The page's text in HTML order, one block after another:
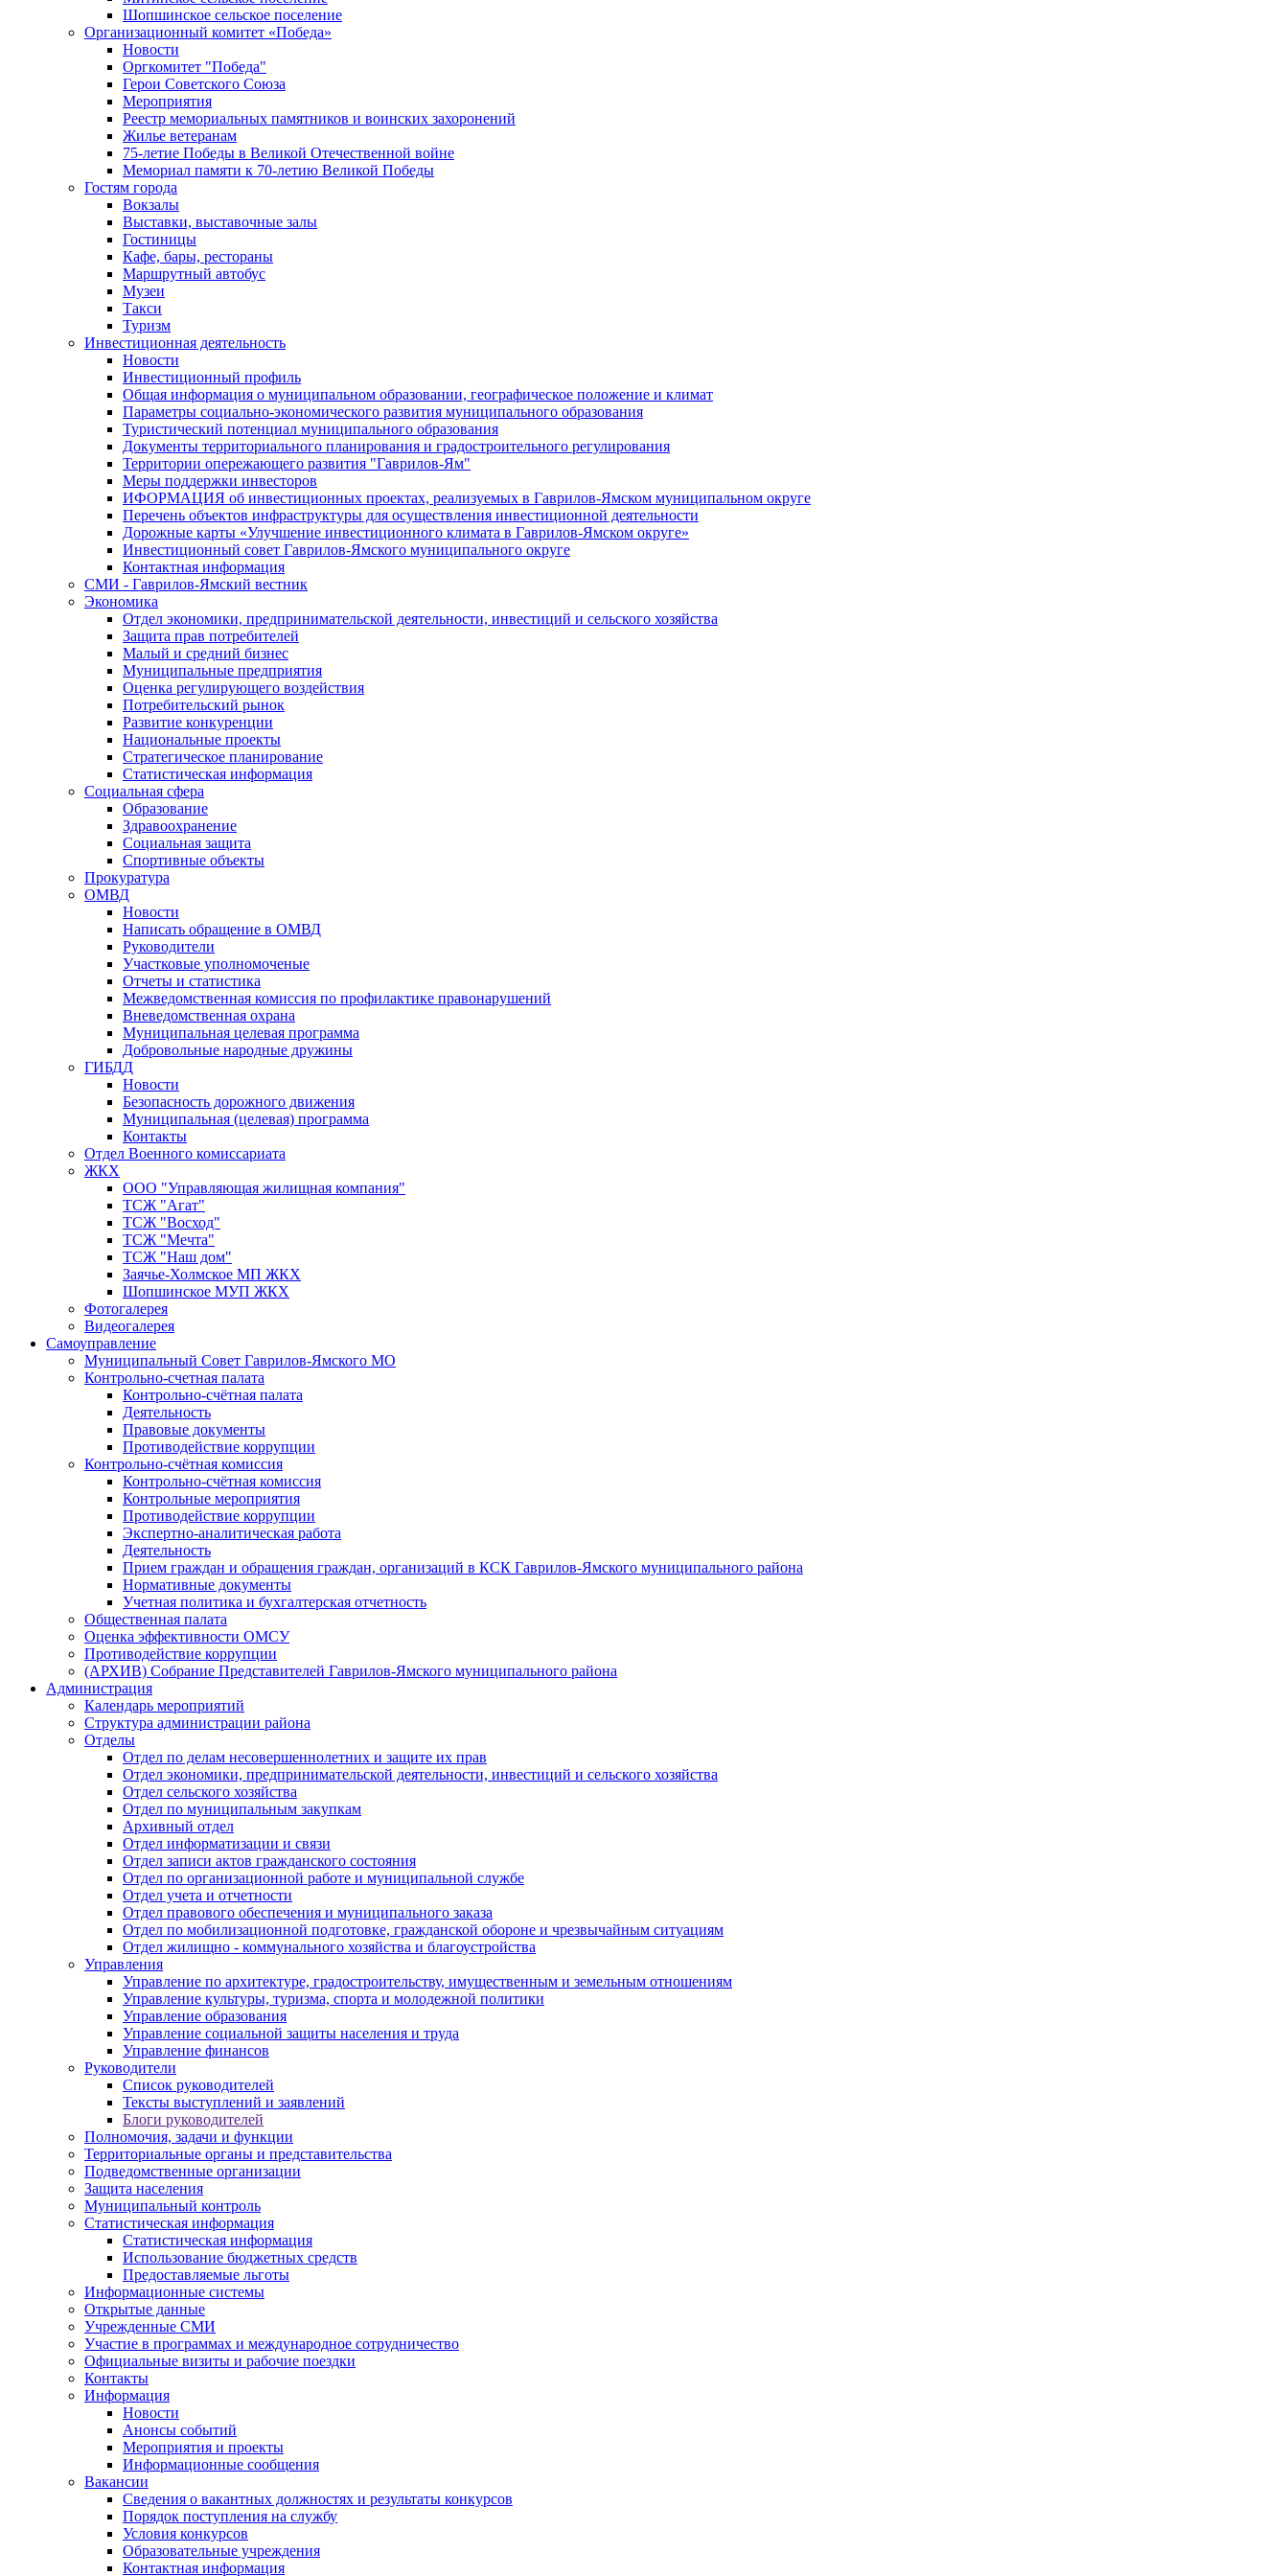
Шопшинское сельское поселение
Организационный комитет «Победа»
Новости
Оргкомитет "Победа"
Герои Советского Союза
Мероприятия
Реестр мемориальных памятников и воинских захоронений
Жилье ветеранам
75-летие Победы в Великой Отечественной войне
Мемориал памяти к 70-летию Великой Победы
Гостям города
Вокзалы
Выставки, выставочные залы
Гостиницы
Кафе, бары, рестораны
Маршрутный автобус
Музеи
Такси
Туризм
Инвестиционная деятельность
Новости
Инвестиционный профиль
Общая информация о муниципальном образовании, географическое положение и климат
Параметры социально-экономического развития муниципального образования
Туристический потенциал муниципального образования
Документы территориального планирования и градостроительного регулирования
Территории опережающего развития "Гаврилов-Ям"
Меры поддержки инвесторов
ИФОРМАЦИЯ об инвестиционных проектах, реализуемых в Гаврилов-Ямском муниципальном округе
Перечень объектов инфраструктуры для осуществления инвестиционной деятельности
Дорожные карты «Улучшение инвестиционного климата в Гаврилов-Ямском округе»
Инвестиционный совет Гаврилов-Ямского муниципального округе
Контактная информация
СМИ - Гаврилов-Ямский вестник
Экономика
Отдел экономики, предпринимательской деятельности, инвестиций и сельского хозяйства
Защита прав потребителей
Малый и средний бизнес
Муниципальные предприятия
Оценка регулирующего воздействия
Потребительский рынок
Развитие конкуренции
Национальные проекты
Стратегическое планирование
Статистическая информация
Социальная сфера
Образование
Здравоохранение
Социальная защита
Спортивные объекты
Прокуратура
ОМВД
Новости
Написать обращение в ОМВД
Руководители
Участковые уполномоченые
Отчеты и статистика
Межведомственная комиссия по профилактике правонарушений
Вневедомственная охрана
Муниципальная целевая программа
Добровольные народные дружины
ГИБДД
Новости
Безопасность дорожного движения
Муниципальная (целевая) программа
Контакты
Отдел Военного комиссариата
ЖКХ
ООО "Управляющая жилищная компания"
ТСЖ "Агат"
ТСЖ "Восход"
ТСЖ "Мечта"
ТСЖ "Наш дом"
Заячье-Холмское МП ЖКХ
Шопшинское МУП ЖКХ
Фотогалерея
Видеогалерея
Самоуправление
Муниципальный Совет Гаврилов-Ямского МО
Контрольно-счетная палата
Контрольно-счётная палата
Деятельность
Правовые документы
Противодействие коррупции
Контрольно-счётная комиссия
Контрольно-счётная комиссия
Контрольные мероприятия
Противодействие коррупции
Экспертно-аналитическая работа
Деятельность
Прием граждан и обращения граждан, организаций в КСК Гаврилов-Ямского муниципального района
Нормативные документы
Учетная политика и бухгалтерская отчетность
Общественная палата
Оценка эффективности ОМСУ
Противодействие коррупции
(АРХИВ) Собрание Представителей Гаврилов-Ямского муниципального района
Администрация
Календарь мероприятий
Структура администрации района
Отделы
Отдел по делам несовершеннолетних и защите их прав
Отдел экономики, предпринимательской деятельности, инвестиций и сельского хозяйства
Отдел сельского хозяйства
Отдел по муниципальным закупкам
Архивный отдел
Отдел информатизации и связи
Отдел записи актов гражданского состояния
Отдел по организационной работе и муниципальной службе
Отдел учета и отчетности
Отдел правового обеспечения и муниципального заказа
Отдел по мобилизационной подготовке, гражданской обороне и чрезвычайным ситуациям
Отдел жилищно - коммунального хозяйства и благоустройства
Управления
Управление по архитектуре, градостроительству, имущественным и земельным отношениям
Управление культуры, туризма, спорта и молодежной политики
Управление образования
Управление социальной защиты населения и труда
Управление финансов
Руководители
Список руководителей
Тексты выступлений и заявлений
Блоги руководителей
Полномочия, задачи и функции
Территориальные органы и представительства
Подведомственные организации
Защита населения
Муниципальный контроль
Статистическая информация
Статистическая информация
Использование бюджетных средств
Предоставляемые льготы
Информационные системы
Открытые данные
Учрежденные СМИ
Участие в программах и международное сотрудничество
Официальные визиты и рабочие поездки
Контакты
Информация
Новости
Анонсы событий
Мероприятия и проекты
Информационные сообщения
Вакансии
Сведения о вакантных должностях и результаты конкурсов
Порядок поступления на службу
Условия конкурсов
Образовательные учреждения
Контактная информация